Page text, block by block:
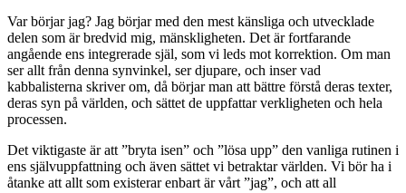
Var börjar jag? Jag börjar med den mest känsliga och utvecklade
delen som är bredvid mig, mänskligheten. Det är fortfarande
angående ens integrerade själ, som vi leds mot korrektion. Om man
ser allt från denna synvinkel, ser djupare, och inser vad
kabbalisterna skriver om, då börjar man att bättre förstå deras texter,
deras syn på världen, och sättet de uppfattar verkligheten och hela
processen.
Det viktigaste är att ”bryta isen” och ”lösa upp” den vanliga rutinen i
ens självuppfattning och även sättet vi betraktar världen. Vi bör ha i
åtanke att allt som existerar enbart är vårt ”jag”, och att all